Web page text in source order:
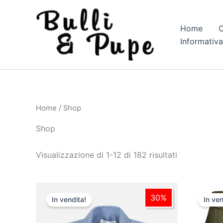
Home
Home / Shop
Shop
Visualizzazione di 1-12 di 182 risultati
30%
In vendita!
prezzo
originaleattuale
prodotto
ha
In